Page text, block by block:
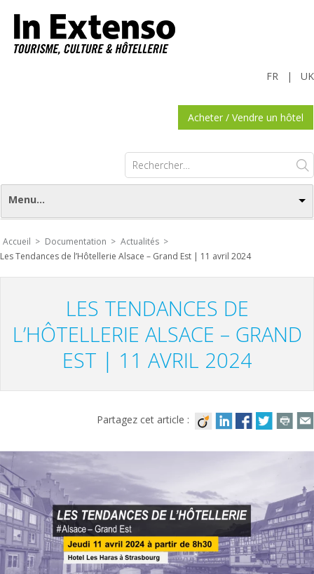
UK
|
FR
Acheter / Vendre un hôtel
Rechercher :
Menu...
Accueil > Documentation > Actualités >
Les Tendances de l’Hôtellerie Alsace – Grand Est | 11 avril 2024
LES TENDANCES DE
L’HÔTELLERIE ALSACE – GRAND
EST | 11 AVRIL 2024
Partagez cet article :